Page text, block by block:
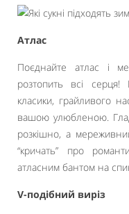
Атлас
Поєднайте атлас і
розтопить всі серця!
класики, грайливого
вашою улюбленою.
розкішно, а
“кричать” про
атласним бантом на
V-подібний виріз